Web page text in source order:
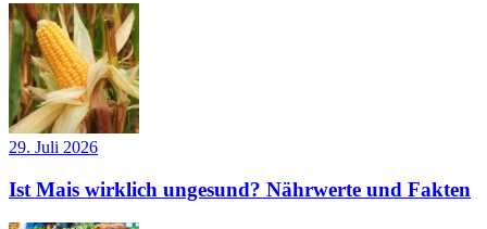
29. Juli 2026
Ist Mais wirklich ungesund? Nährwerte und Fakten